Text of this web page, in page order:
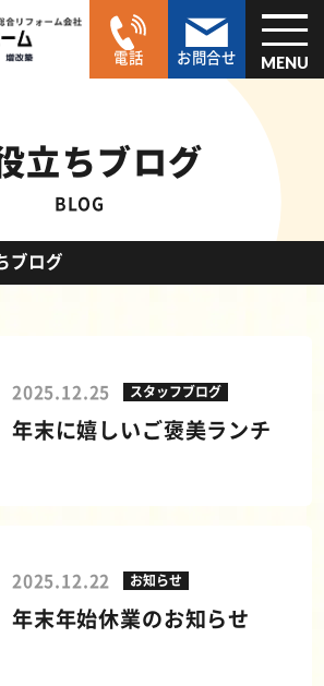
電話 お問合せ MENU
立ちブログ
BLOG
ブログ
2025.12.25 スタッフブログ
年末に嬉しいご褒美ランチ
2025.12.22 お知らせ
年末年始休業のお知らせ